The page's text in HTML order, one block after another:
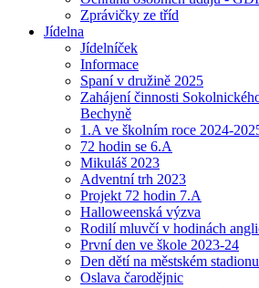
Zprávičky ze tříd
Jídelna
Jídelníček
Informace
Spaní v družině 2025
Zahájení činnosti
Bechyně
1.A ve školním roce 2024-
72 hodin se 6.A
Mikuláš 2023
Adventní trh 2023
Projekt 72 hodin 7.A
Halloweenská výzva
Rodilí mluvčí v hodinách
První den ve škole 2023-24
Den dětí na městském stadionu
Oslava čarodějnic